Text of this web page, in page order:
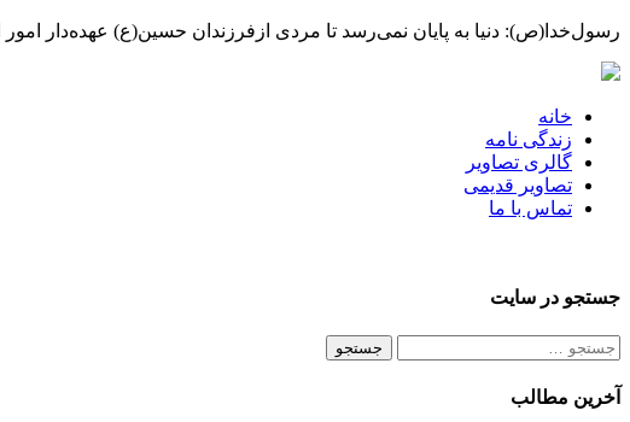
رسول‌خدا(ص): دنیا به پایان نمی‌رسد تا مردی ازفرزندان حسین(ع) عهده‌دار
خانه
زندگی نامه
گالری تصاویر
تصاویر قدیمی
تماس با ما
جستجو در سایت
جستجو
آخرین مطالب